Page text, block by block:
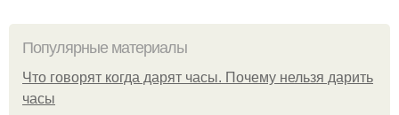
Популярные материалы
Что говорят когда дарят часы. Почему нельзя дарить
часы